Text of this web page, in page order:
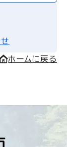
ホームに戻る